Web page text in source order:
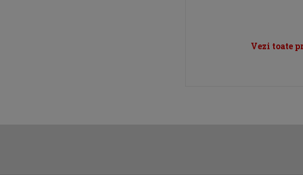
Vezi toate